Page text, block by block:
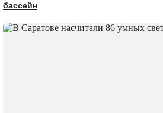
бассейн